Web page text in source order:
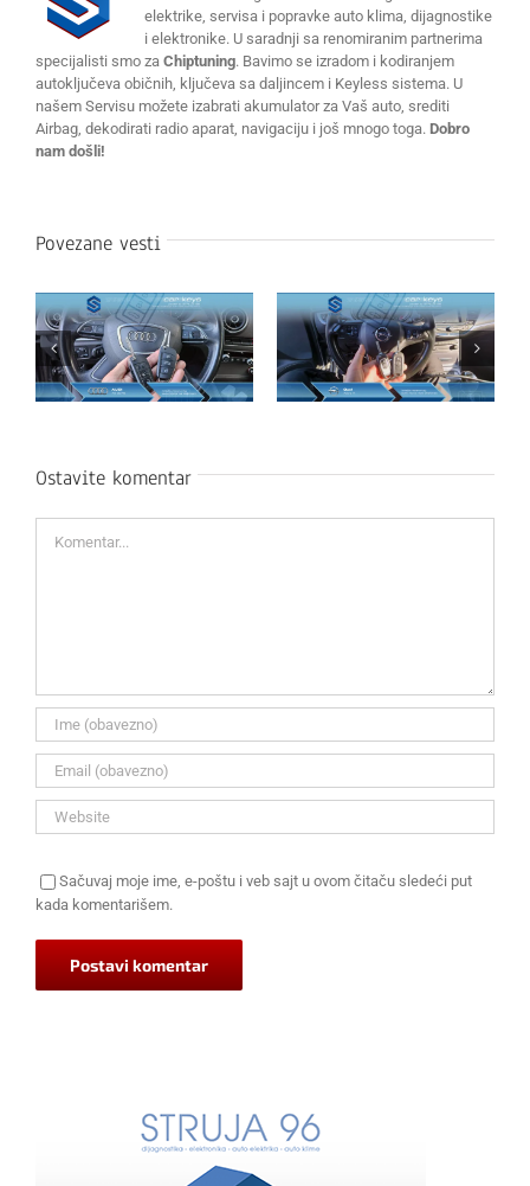
elektrike, servisa i popravke auto klima, dijagnostike
i elektronike. U saradnji sa renomiranim partnerima
specijalisti smo za Chiptuning. Bavimo se izradom i kodiranjem
autoključeva običnih, ključeva sa daljincem i Keyless sistema. U
našem Servisu možete izabrati akumulator za Vaš auto, srediti
Airbag, dekodirati radio aparat, navigaciju i još mnogo toga. Dobro
nam došli!
Povezane vesti
Ostavite komentar
Sačuvaj moje ime, e-poštu i veb sajt u ovom čitaču sledeći put
kada komentarišem.